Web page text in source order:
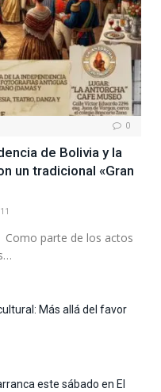
0
de Bolivia y la
un tradicional «Gran
11
Como parte de los actos
Más allá del favor
este sábado en El